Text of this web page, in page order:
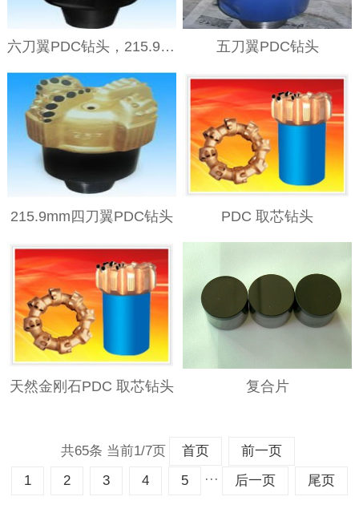
六刀翼PDC钻头，215.9mm六刀翼PDC钻头 五刀翼PDC钻头
215.9mm四刀翼PDC钻头 PDC 取芯钻头
天然金刚石PDC 取芯钻头 复合片
共65条 当前1/7页 首页
前一页
1
2 3 4 5 ··· 后一页 尾页